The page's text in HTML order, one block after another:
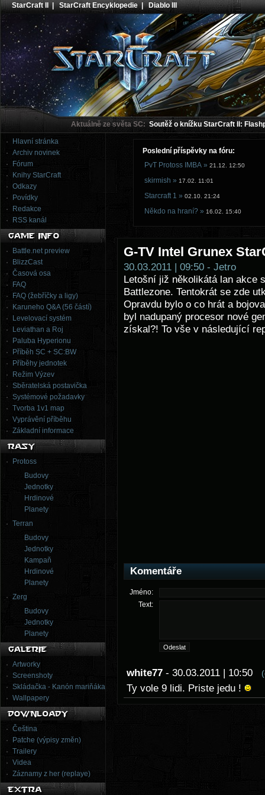
StarCraft II |StarCraft Encyklopedie|Diablo III
Aktuálně ze světa SC: Soutěž o knížku StarCraft II:
Hlavní stránka
Archiv novinek
Fórum
Knihy StarCraft
Odkazy
Povídky
Redakce
RSS kanál
Battle.net preview
BlizzCast
Časová osa
FAQ
FAQ (žebříčky a ligy)
Karuneho Q&A (56 částí)
Levelovací systém
Leviathan a Roj
Paluba Hyperionu
Příběh SC + SC:BW
Příběhy jednotek
Režim Výzev
Sběratelská postavička
Systémové požadavky
Tvorba 1v1 map
Vyprávění příběhu
Základní informace
Protoss
Budovy
Jednotky
Hrdinové
Planety
Terran
Budovy
Jednotky
Kampaň
Hrdinové
Planety
Zerg
Budovy
Jednotky
Planety
Artworky
Screenshoty
Skládačka - Kanón mariňáka
Wallpapery
Čeština
Patche (výpisy změn)
Trailery
Videa
Záznamy z her (replaye)
Poslední příspěvky na fóru:
PvT Protoss IMBA » 21.12. 12:50
skirmish » 17.02. 11:01
Starcraft 1 » 02.10. 21:24
Někdo na hraní? » 16.02. 15:40
G-TV Intel Grunex
30.03.2011 | 09:50 - Jetro
Letošní již několikátá lan akce
Battlezone. Tentokrát se zde
Opravdu bylo o co hrát a
byl nadupaný procesor nové
získal?! To vše v následující
Komentáře
Jméno:
Text:
white77 - 30.03.2011 | 10:50
Ty vole 9 lidi. Priste jedu !